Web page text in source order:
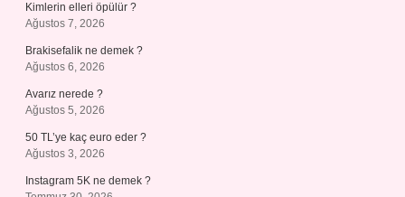
Kimlerin elleri öpülür ?
Ağustos 7, 2026
Brakisefalik ne demek ?
Ağustos 6, 2026
Avarız nerede ?
Ağustos 5, 2026
50 TL’ye kaç euro eder ?
Ağustos 3, 2026
Instagram 5K ne demek ?